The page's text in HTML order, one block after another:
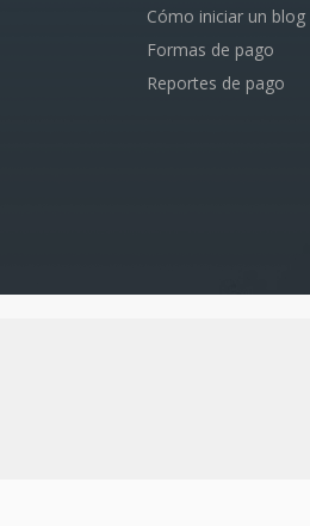
Cómo iniciar un blog
Formas de pago
Reportes de pago